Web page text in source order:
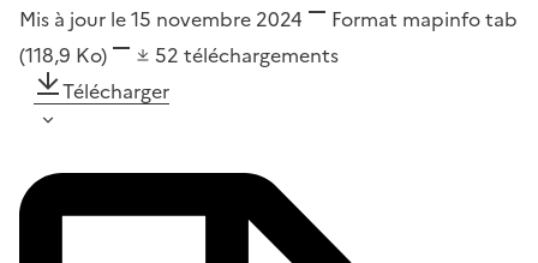
Mis à jour le 15 novembre 2024 Format mapinfo tab
(118,9 Ko)
52 téléchargements
Télécharger